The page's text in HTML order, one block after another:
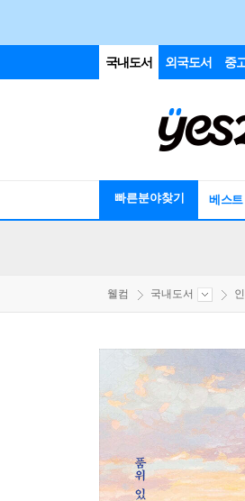
국내도서 외국도서 중
빠른분야찾기 베스트
웰컴 국내도서